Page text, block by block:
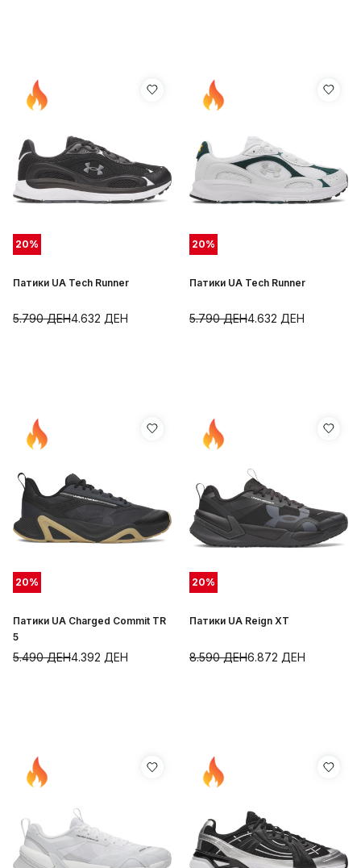
20%
Патики UA Tech Runner
4.632 ДЕН
5.790ДЕН
20%
Патики UA Tech Runner
4.632 ДЕН
5.790ДЕН
20%
Патики UA Charged Commit TR
5
4.392 ДЕН
5.490ДЕН
20%
Патики UA Reign XT
6.872 ДЕН
8.590ДЕН